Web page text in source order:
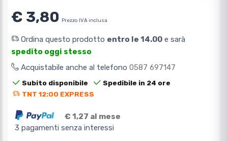
€ 3,80 Prezzo IVA inclusa
Ordina questo prodotto entro le 14.00 e sarà
spedito oggi stesso
Acquistabile anche al telefono 0587 697147
Subito disponibile
Spedibile in 24 ore
TNT 12:00 EXPRESS
€ 1,27 al mese
3 pagamenti senza interessi